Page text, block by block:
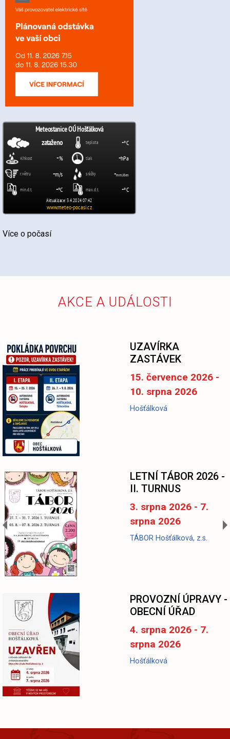
Více o počasí
AKCE A UDÁLOSTI
UZAVÍRKA
ZASTÁVEK
15. července 2026 -
10. srpna 2026
Hošťálková
LETNÍ TÁBOR 2026 -
II. TURNUS
3. srpna 2026 - 7.
srpna 2026
TÁBOR Hošťálková, z.s.
PROVOZNÍ ÚPRAVY -
OBECNÍ ÚŘAD
4. srpna 2026 - 7.
srpna 2026
Hošťálková